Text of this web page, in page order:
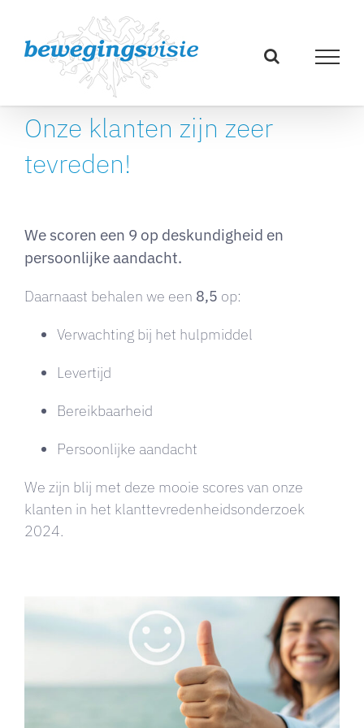
inhoud
Onze klanten zijn zeer
tevreden!
We scoren een 9 op deskundigheid en
persoonlijke aandacht.
Daarnaast behalen we een 8,5 op:
Verwachting bij het hulpmiddel
Levertijd
Bereikbaarheid
Persoonlijke aandacht
We zijn blij met deze mooie scores van onze
klanten in het klanttevredenheidsonderzoek
2024.